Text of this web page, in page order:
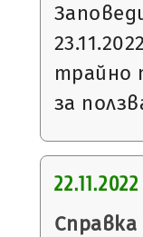
трайно
за
22.11.2022